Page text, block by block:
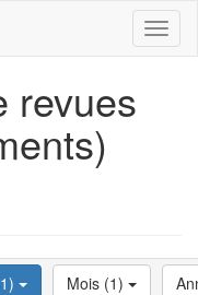
revues
Mois (1)